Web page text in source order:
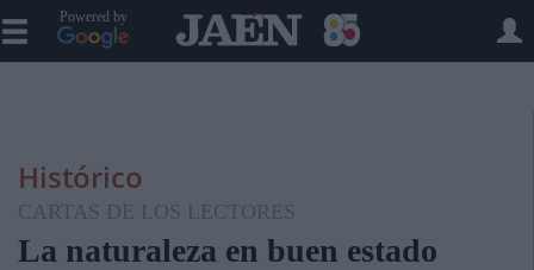
Powered by
Histórico
CARTAS DE LOS LECTORES
La naturaleza en buen estado